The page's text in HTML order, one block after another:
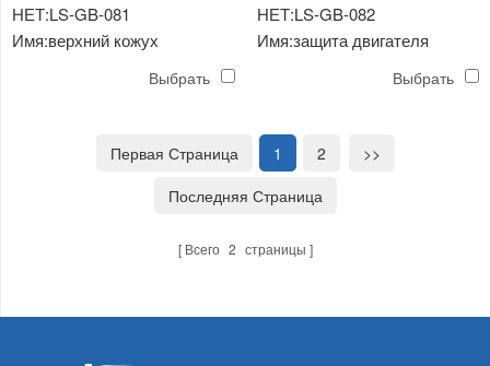
НЕТ:LS-GB-081
Имя:верхний кожух
Выбрать
НЕТ:LS-GB-082
Имя:защита двигателя
Выбрать
Первая Страница 1 2
>>
Последняя Страница
Всего 2 страницы